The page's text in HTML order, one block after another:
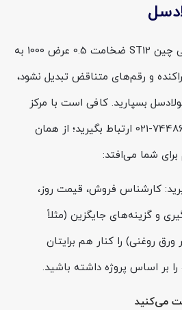
برای این‌که خرید ورق روغنی چین ST12 ضخامت 0.5 عرض 1000 به
و رقم‌های متناقض تبدیل نشود،
بسپارید. کافی است با مرکز
تماس فولادسل به شماره 74486-021 ارتباط بگیرید؛ از همان
شما می‌افتد:
کارشناس فروش، قیمت روز،
و گزینه‌های جایگزین (مثلاً
روغنی) را کنار هم برایتان
بر اساس پروژه داشته باشید.
می‌کنید